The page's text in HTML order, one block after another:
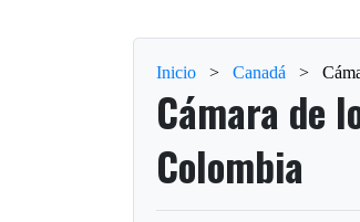
Inicio > Canadá >
Cámara de
Colombia